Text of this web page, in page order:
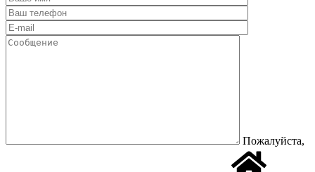
Пожалуйста,